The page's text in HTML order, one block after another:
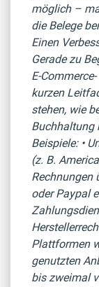
möglich –
die Belege
Einen
Gerade zu
E-
kurzen
stehen, wie
Buchhaltung
Beispiele: •
(z. B.
Rechnungen
oder Paypal
Plattformen
genutzten
bis zweimal